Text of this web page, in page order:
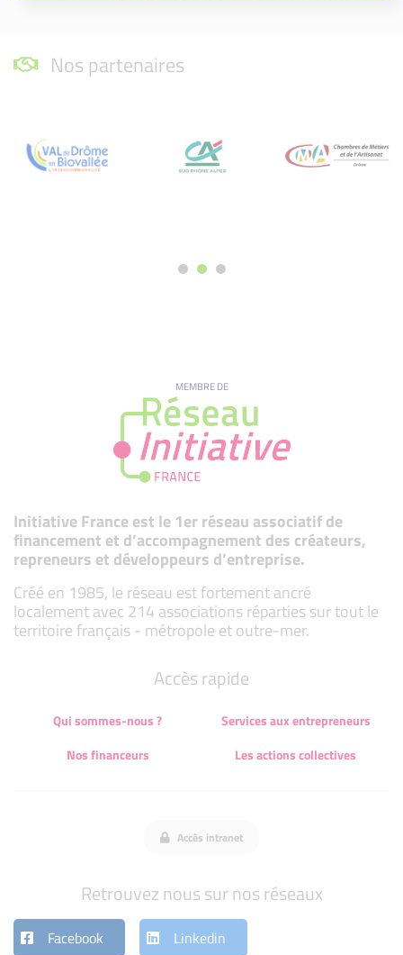
Nos partenaires
MEMBRE DE
Initiative France est le 1er réseau associatif de
financement et d’accompagnement des créateurs,
repreneurs et développeurs d’entreprise.
Créé en 1985, le réseau est fortement ancré
localement avec 214 associations réparties sur tout le
territoire français - métropole et outre-mer.
Accès rapide
Qui sommes-nous ?
Services aux entrepreneurs
Nos financeurs
Les actions collectives
Accès intranet
Retrouvez nous sur nos réseaux
Facebook Linkedin